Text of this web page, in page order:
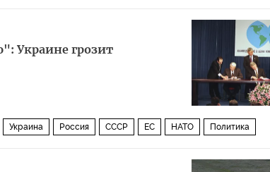
Украине грозит
Украина Россия СССР ЕС НАТО Политика